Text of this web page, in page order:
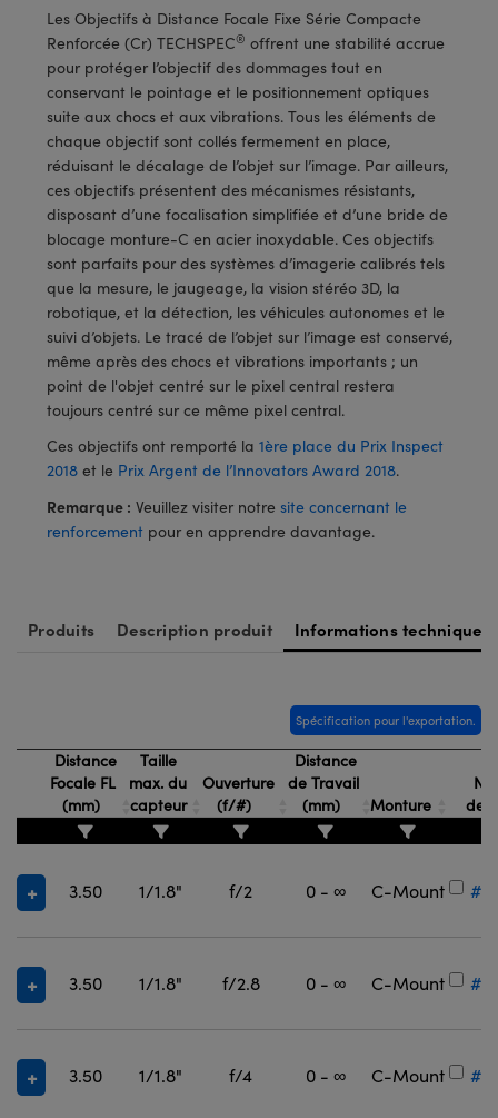
ou Coupleurs
de Poche ou à Mesure Directe
: Microscopie
pour Caméras
: Caméras
Optiques Lightpath
Gratings™
Optiques de SCHOTT
Les Objectifs à Distance Focale Fixe Série Compacte
Renforcée (Cr) TECHSPEC® offrent une stabilité accrue
pour protéger l’objectif des dommages tout en
conservant le pointage et le positionnement optiques
suite aux chocs et aux vibrations. Tous les éléments de
chaque objectif sont collés fermement en place,
réduisant le décalage de l’objet sur l’image. Par ailleurs,
ces objectifs présentent des mécanismes résistants,
disposant d’une focalisation simplifiée et d’une bride de
blocage monture-C en acier inoxydable. Ces objectifs
sont parfaits pour des systèmes d’imagerie calibrés tels
que la mesure, le jaugeage, la vision stéréo 3D, la
robotique, et la détection, les véhicules autonomes et le
suivi d’objets. Le tracé de l’objet sur l’image est conservé,
même après des chocs et vibrations importants ; un
point de l'objet centré sur le pixel central restera
toujours centré sur ce même pixel central.
Ces objectifs ont remporté la 1ère place du Prix Inspect
2018 et le Prix Argent de l’Innovators Award 2018.
Remarque : Veuillez visiter notre site concernant le
renforcement pour en apprendre davantage.
Produits Description produit Informations techniques
Spécification pour l'exportation.
Distance
Focale FL
(mm)
Taille
max. du
capteur
Ouverture
(f/#)
Distance
de Travail
(mm)
Monture
de
3.50 1/1.8" f/2 0 - ∞ C-Mount
3.50 1/1.8" f/2.8 0 - ∞ C-Mount
3.50 1/1.8" f/4 0 - ∞ C-Mount